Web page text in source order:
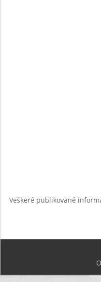
Veškeré publikované